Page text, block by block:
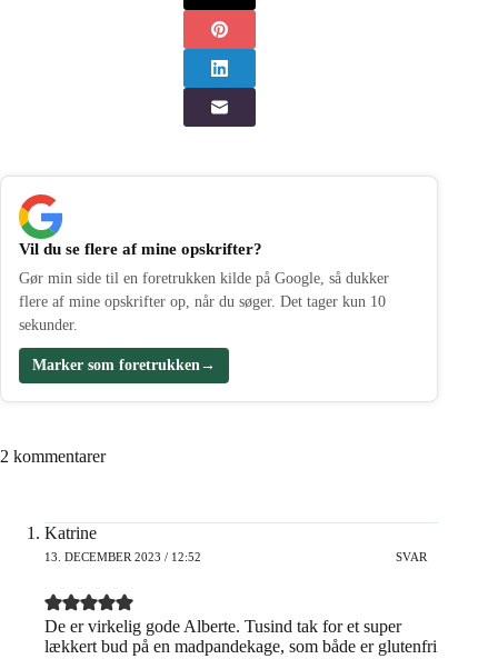
Vil du se flere af mine opskrifter?
Gør min side til en foretrukken kilde på Google, så dukker
flere af mine opskrifter op, når du søger. Det tager kun 10
sekunder.
Marker som foretrukken →
2 kommentarer
Katrine
13. DECEMBER 2023 / 12:52 SVAR
De er virkelig gode Alberte. Tusind tak for et super
lækkert bud på en madpandekage, som både er glutenfri